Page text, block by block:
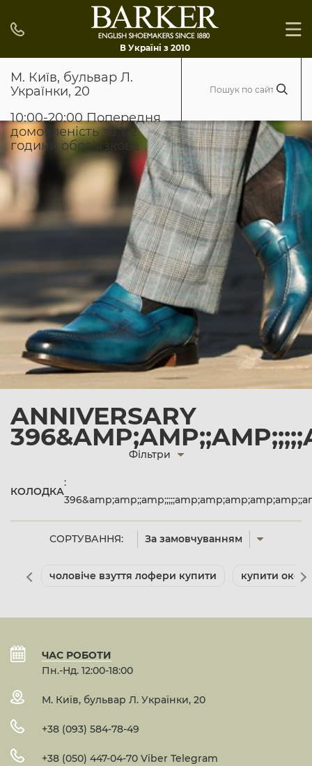
В Україні з 2010
М. Київ, бульвар Л.
Українки, 20
10:00-20:00 Попередня
домовленість за 1-2
години обов'язкова
ANNIVERSARY
СОРТУВАННЯ: За замовчуванням
Фільтри
КОЛОДКА
:
чоловіче взуття лофери купити купити
ЧАС РОБОТИ
Пн.-Нд. 12:00-18:00
М. Київ, бульвар Л. Українки, 20
+38 (093) 584-78-49
+38 (050) 447-04-70 Viber Telegram